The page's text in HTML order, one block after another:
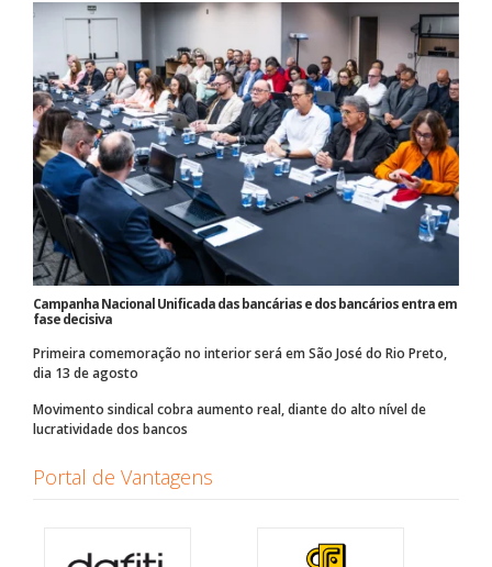
Campanha Nacional Unificada das bancárias e dos bancários entra em
fase decisiva
Primeira comemoração no interior será em São José do Rio Preto,
dia 13 de agosto
Movimento sindical cobra aumento real, diante do alto nível de
lucratividade dos bancos
Portal de Vantagens